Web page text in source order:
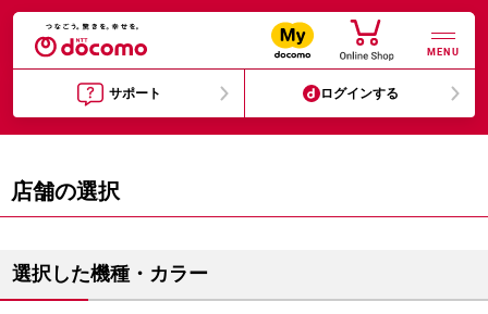
MENU
サポート ログインする
店舗の選択
選択した機種・カラー